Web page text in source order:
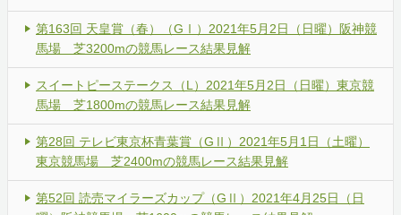
第163回 天皇賞（春）（GⅠ）2021年5月2日（日曜）阪神競
馬場 芝3200mの競馬レース結果見解
スイートピーステークス（L）2021年5月2日（日曜）東京競
馬場 芝1800mの競馬レース結果見解
第28回 テレビ東京杯青葉賞（GⅡ）2021年5月1日（土曜）
東京競馬場 芝2400mの競馬レース結果見解
第52回 読売マイラーズカップ（GⅡ）2021年4月25日（日